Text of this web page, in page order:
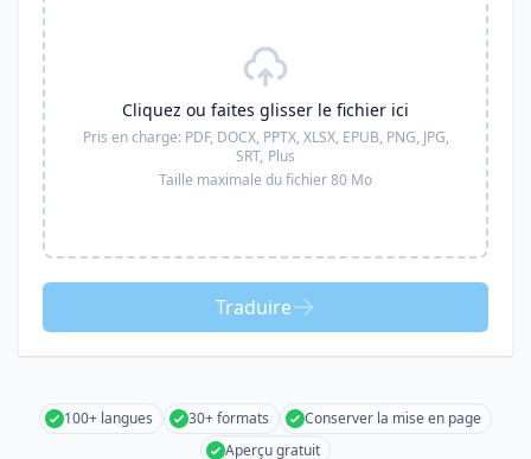
Cliquez ou faites glisser le fichier ici
Pris en charge: PDF, DOCX, PPTX, XLSX, EPUB, PNG, JPG,
SRT, Plus
Taille maximale du fichier 80 Mo
Traduire
100+ langues 30+ formats
Conserver la mise en page
Aperçu gratuit